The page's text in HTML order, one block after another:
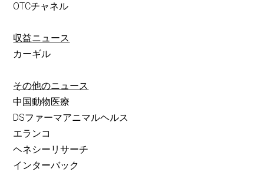
OTCチャネル
収益ニュース
カーギル
その他のニュース
中国動物医療
DSファーマアニマルヘルス
エランコ
ヘネシーリサーチ
インターバック